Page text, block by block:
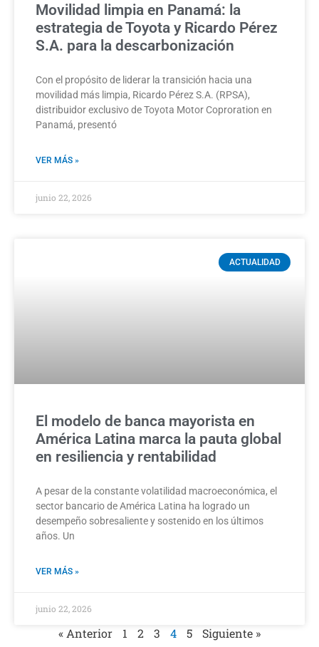
Movilidad limpia en Panamá: la
estrategia de Toyota y Ricardo Pérez
S.A. para la descarbonización
Con el propósito de liderar la transición hacia una
movilidad más limpia, Ricardo Pérez S.A. (RPSA),
distribuidor exclusivo de Toyota Motor Coproration en
Panamá, presentó
VER MÁS »
junio 22, 2026
ACTUALIDAD
El modelo de banca mayorista en
América Latina marca la pauta global
en resiliencia y rentabilidad
A pesar de la constante volatilidad macroeconómica, el
sector bancario de América Latina ha logrado un
desempeño sobresaliente y sostenido en los últimos
años. Un
VER MÁS »
junio 22, 2026
« Anterior 1 2 3 4 5 Siguiente »